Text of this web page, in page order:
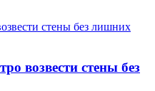
возвести стены без